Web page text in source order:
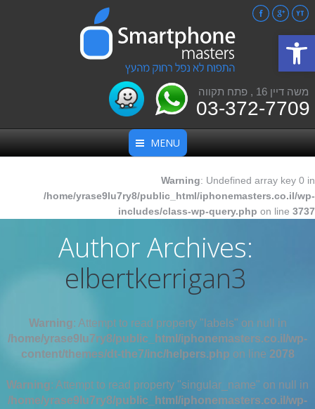
פתח סרגל נגישות
משה דיין 16 , פתח תקווה
03-372-7709
FacebookGoogle+
YouTube
MENU
Warning: Undefined array key 0 in
/home/yrase9lu7ry8/public_html/iphonemasters.co.il/wp-
includes/class-wp-query.php on line 3737
Author Archives:
elbertkerrigan3
Warning: Attempt to read property "labels" on null in
/home/yrase9lu7ry8/public_html/iphonemasters.co.il/wp-
content/themes/dt-the7/inc/helpers.php on line 2078
Warning: Attempt to read property "singular_name" on null in
/home/yrase9lu7ry8/public_html/iphonemasters.co.il/wp-